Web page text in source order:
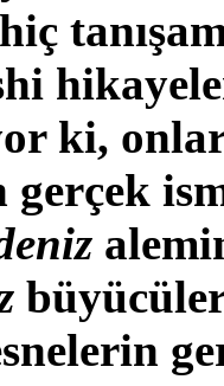
ki,